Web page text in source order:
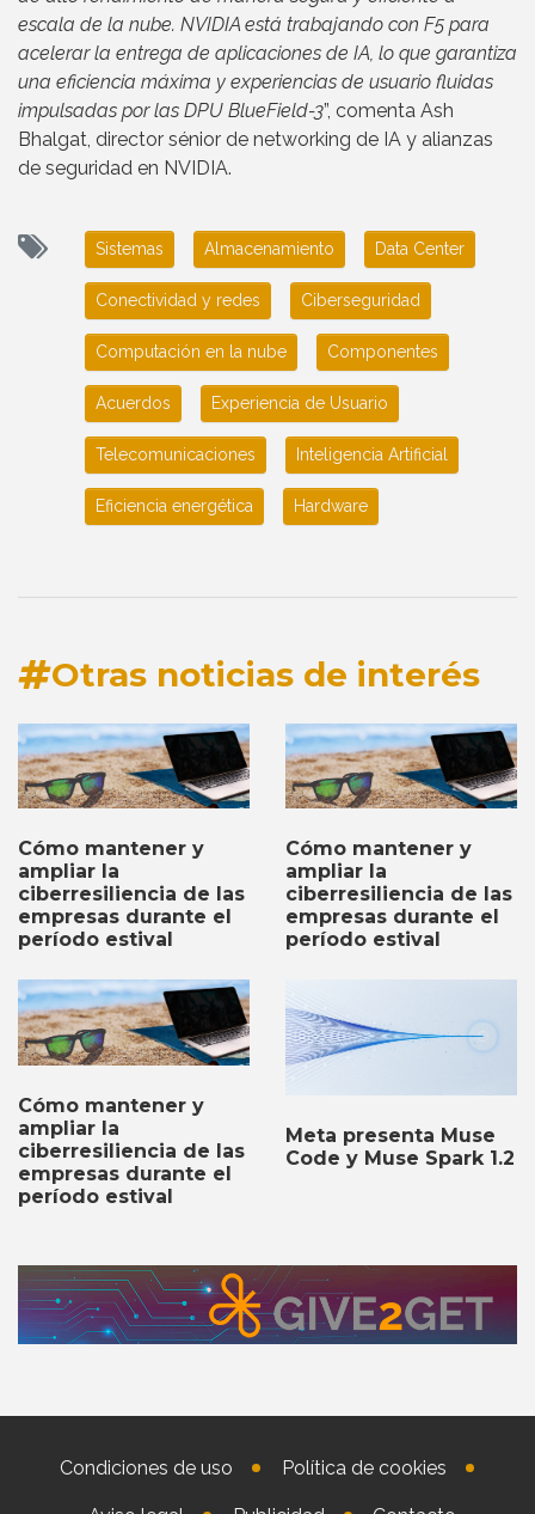
escala de la nube. NVIDIA está trabajando con F5 para
acelerar la entrega de aplicaciones de IA, lo que garantiza
una eficiencia máxima y experiencias de usuario fluidas
impulsadas por las DPU BlueField-3”, comenta Ash
Bhalgat, director sénior de networking de IA y alianzas
de seguridad en NVIDIA.
Sistemas Almacenamiento Data Center
Conectividad y redes Ciberseguridad
Computación en la nube Componentes
Acuerdos Experiencia de Usuario
Telecomunicaciones Inteligencia Artificial
Eficiencia energética Hardware
Otras noticias de interés
Cómo mantener y
ampliar la
ciberresiliencia de las
empresas durante el
período estival
Cómo mantener y
ampliar la
ciberresiliencia de las
empresas durante el
período estival
Cómo mantener y
ampliar la
ciberresiliencia de las
empresas durante el
período estival
Meta presenta Muse
Code y Muse Spark 1.2
Condiciones de uso Política de cookies